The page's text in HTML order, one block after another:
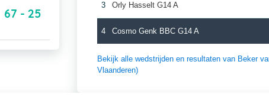
67 - 25
3 Orly Hasselt G14 A
4 Cosmo Genk BBC G14 A
Bekijk alle wedstrijden en resultaten van Beker
Vlaanderen)